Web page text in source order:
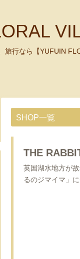
旅行なら【YUFUIN
SHOP一覧
THE
英国湖水地方が
るのジマイマ」